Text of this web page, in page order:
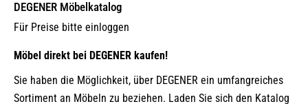
DEGENER Möbelkatalog
Für Preise bitte einloggen
Möbel direkt bei DEGENER kaufen!
Sie haben die Möglichkeit, über DEGENER ein umfangreiches
Sortiment an Möbeln zu beziehen. Laden Sie sich den Katalog